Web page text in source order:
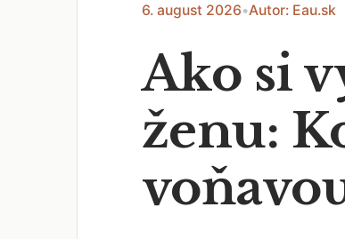
6. august 2026•Autor: Eau.sk
Ako si
ženu: